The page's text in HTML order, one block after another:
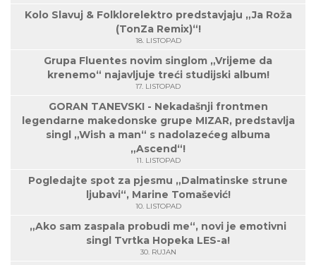
Kolo Slavuj & Folklorelektro predstavjaju „Ja Roža
(TonZa Remix)“!
18. LISTOPAD
Grupa Fluentes novim singlom „Vrijeme da
krenemo“ najavljuje treći studijski album!
17. LISTOPAD
GORAN TANEVSKI - Nekadašnji frontmen
legendarne makedonske grupe MIZAR, predstavlja
singl „Wish a man“ s nadolazećeg albuma
„Ascend“!
11. LISTOPAD
Pogledajte spot za pjesmu „Dalmatinske strune
ljubavi“, Marine Tomašević!
10. LISTOPAD
„Ako sam zaspala probudi me“, novi je emotivni
singl Tvrtka Hopeka LES-a!
30. RUJAN